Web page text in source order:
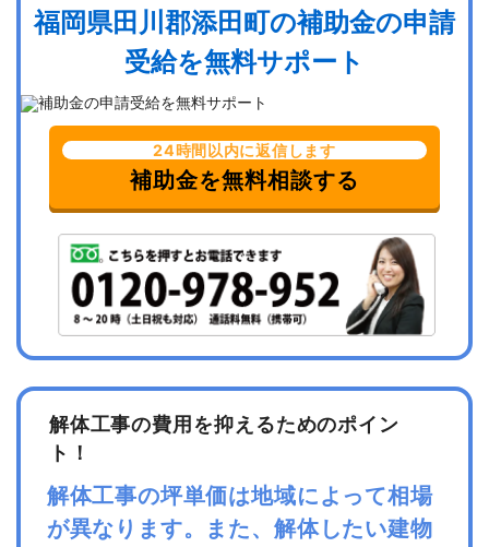
福岡県田川郡添田町の補助金の申請
受給を無料サポート
24時間以内に返信します
補助金を無料相談する
解体工事の費用を抑えるためのポイン
ト！
解体工事の坪単価は地域によって相場
が異なります。また、解体したい建物